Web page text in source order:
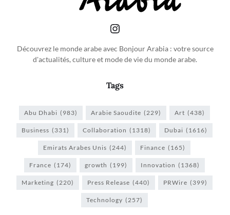
Découvrez le monde arabe avec Bonjour Arabia : votre source
d'actualités, culture et mode de vie du monde arabe.
Tags
Abu Dhabi (983) Arabie Saoudite (229) Art (438)
Business (331) Collaboration (1318) Dubai (1616)
Emirats Arabes Unis (244) Finance (165)
France (174) growth (199) Innovation (1368)
Marketing (220) Press Release (440) PRWire (399)
Technology (257)